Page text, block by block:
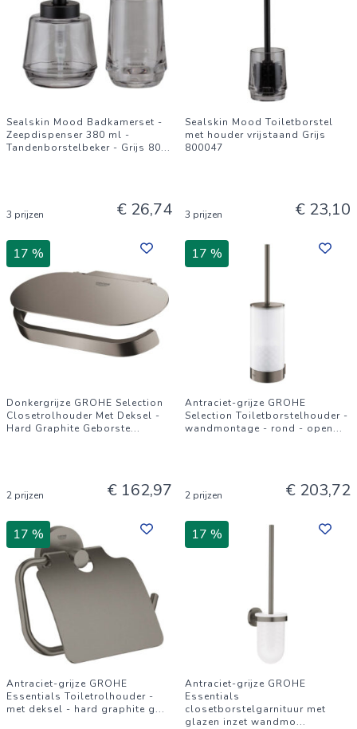
Sealskin Mood Badkamerset -
Zeepdispenser 380 ml -
Tandenborstelbeker - Grijs 80...
3 prijzen € 26,74
Sealskin Mood Toiletborstel
met houder vrijstaand Grijs
800047
3 prijzen € 23,10
17 %
Donkergrijze GROHE Selection
Closetrolhouder Met Deksel -
Hard Graphite Geborste...
2 prijzen € 162,97
17 %
Antraciet-grijze GROHE
Selection Toiletborstelhouder -
wandmontage - rond - open...
2 prijzen € 203,72
17 %
Antraciet-grijze GROHE
Essentials Toiletrolhouder -
met deksel - hard graphite g...
17 %
Antraciet-grijze GROHE
Essentials
closetborstelgarnituur met
glazen inzet wandmo...